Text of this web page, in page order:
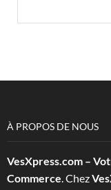
À PROPOS DE NOUS
VesXpress.com –
Commerce. Chez